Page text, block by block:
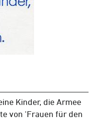
Kinder, die Armee
von 'Frauen für den